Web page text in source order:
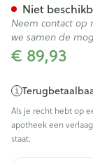
€ 89,93
Als je recht hebt op
apotheek een
staat.
Niet
Neem contact op
we samen de